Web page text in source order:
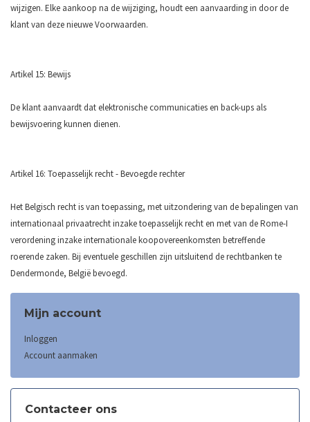
wijzigen. Elke aankoop na de wijziging, houdt een aanvaarding in door de
klant van deze nieuwe Voorwaarden.
Artikel 15: Bewijs
De klant aanvaardt dat elektronische communicaties en back-ups als
bewijsvoering kunnen dienen.
Artikel 16: Toepasselijk recht - Bevoegde rechter
Het Belgisch recht is van toepassing, met uitzondering van de bepalingen van
internationaal privaatrecht inzake toepasselijk recht en met van de Rome-I
verordening inzake internationale koopovereenkomsten betreffende
roerende zaken. Bij eventuele geschillen zijn uitsluitend de rechtbanken te
Dendermonde, België bevoegd.
Mijn account
Inloggen
Account aanmaken
Contacteer ons